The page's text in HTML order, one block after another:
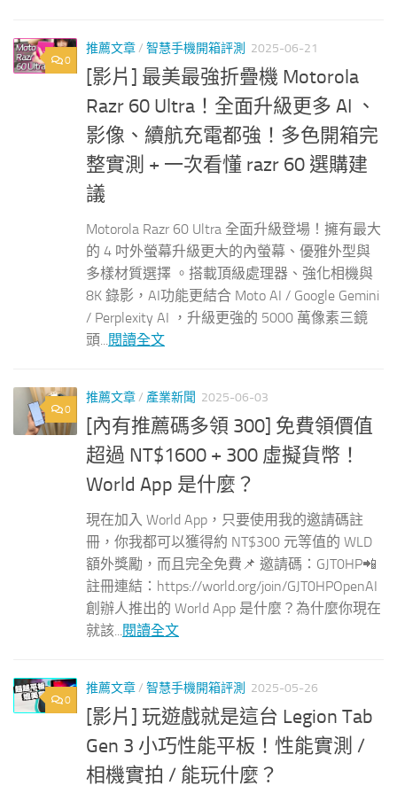
0
推薦文章/ 智慧手機開箱評測 2025-06-21
[影片] 最美最強折疊機 Motorola
Razr 60 Ultra！全面升級更多 AI 、
影像、續航充電都強！多色開箱完
整實測 + 一次看懂 razr 60 選購建
議
Motorola Razr 60 Ultra 全面升級登場！擁有最大
的 4 吋外螢幕升級更大的內螢幕、優雅外型與
多樣材質選擇 。搭載頂級處理器、強化相機與
8K 錄影，AI功能更結合 Moto AI / Google Gemini
/ Perplexity AI ，升級更強的 5000 萬像素三鏡
頭... 閱讀全文
0
推薦文章/ 產業新聞 2025-06-03
[內有推薦碼多領 300] 免費領價值
超過 NT$1600 + 300 虛擬貨幣！
World App 是什麼？
現在加入 World App，只要使用我的邀請碼註
冊，你我都可以獲得約 NT$300 元等值的 WLD
額外獎勵，而且完全免費📌 邀請碼：GJT0HP📲
註冊連結：https://world.org/join/GJT0HPOpenAI
創辦人推出的 World App 是什麼？為什麼你現在
就該...閱讀全文
0
推薦文章/ 智慧手機開箱評測 2025-05-26
[影片] 玩遊戲就是這台 Legion Tab
Gen 3 小巧性能平板！性能實測 /
相機實拍 / 能玩什麼？